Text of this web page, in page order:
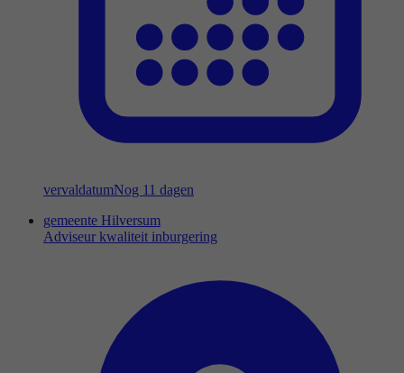
vervaldatumNog 11 dagen
gemeente Hilversum
Adviseur kwaliteit inburgering